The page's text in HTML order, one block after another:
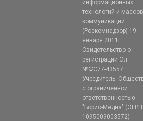
информационных
технологий и
коммуникаций
(Роскомнадзор) 19
января 2011г.
Свидетельство о
регистрации Эл
№ФС77-43557.
Учредитель:
с ограниченной
ответственностью
"Борис-Медиа" (ОГРН
1095009003572)